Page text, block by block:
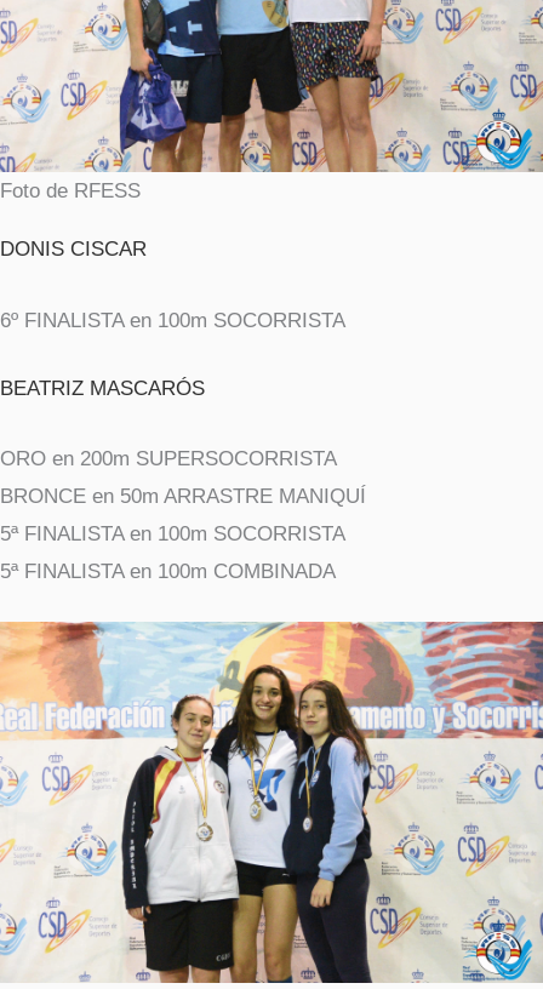
Foto de RFESS
DONIS CISCAR
6º FINALISTA en 100m SOCORRISTA
BEATRIZ MASCARÓS
ORO en 200m SUPERSOCORRISTA
BRONCE en 50m ARRASTRE MANIQUÍ
5ª FINALISTA en 100m SOCORRISTA
5ª FINALISTA en 100m COMBINADA